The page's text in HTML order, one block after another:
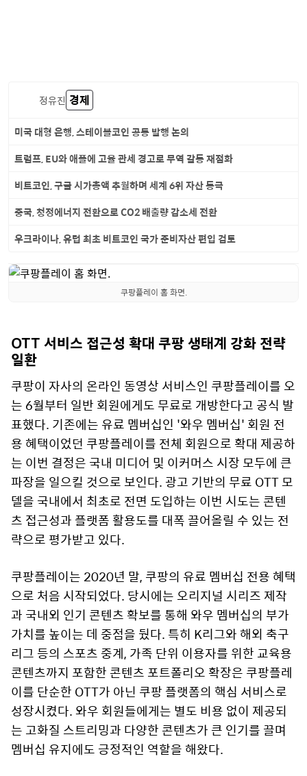
정유진 경제
미국 대형 은행, 스테이블코인 공동 발행 논의
트럼프, EU와 애플에 고율 관세 경고로 무역 갈등 재점화
비트코인, 구글 시가총액 추월하며 세계 6위 자산 등극
중국, 청정에너지 전환으로 CO2 배출량 감소세 전환
우크라이나, 유럽 최초 비트코인 국가 준비자산 편입 검토
쿠팡플레이 홈 화면.
OTT 서비스 접근성 확대 쿠팡 생태계 강화 전략
일환
쿠팡이 자사의 온라인 동영상 서비스인 쿠팡플레이를 오
는 6월부터 일반 회원에게도 무료로 개방한다고 공식 발
표했다. 기존에는 유료 멤버십인 '와우 멤버십' 회원 전
용 혜택이었던 쿠팡플레이를 전체 회원으로 확대 제공하
는 이번 결정은 국내 미디어 및 이커머스 시장 모두에 큰
파장을 일으킬 것으로 보인다. 광고 기반의 무료 OTT 모
델을 국내에서 최초로 전면 도입하는 이번 시도는 콘텐
츠 접근성과 플랫폼 활용도를 대폭 끌어올릴 수 있는 전
략으로 평가받고 있다.
쿠팡플레이는 2020년 말, 쿠팡의 유료 멤버십 전용 혜택
으로 처음 시작되었다. 당시에는 오리지널 시리즈 제작
과 국내외 인기 콘텐츠 확보를 통해 와우 멤버십의 부가
가치를 높이는 데 중점을 뒀다. 특히 K리그와 해외 축구
리그 등의 스포츠 중계, 가족 단위 이용자를 위한 교육용
콘텐츠까지 포함한 콘텐츠 포트폴리오 확장은 쿠팡플레
이를 단순한 OTT가 아닌 쿠팡 플랫폼의 핵심 서비스로
성장시켰다. 와우 회원들에게는 별도 비용 없이 제공되
는 고화질 스트리밍과 다양한 콘텐츠가 큰 인기를 끌며
멤버십 유지에도 긍정적인 역할을 해왔다.